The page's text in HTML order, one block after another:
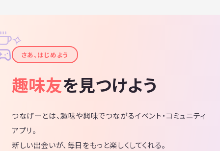
✦
✧
さあ、はじめよう
趣味友を見つけよう
つなげーとは、趣味や興味でつながるイベント・コミュニティ
アプリ。
新しい出会いが、毎日をもっと楽しくしてくれる。